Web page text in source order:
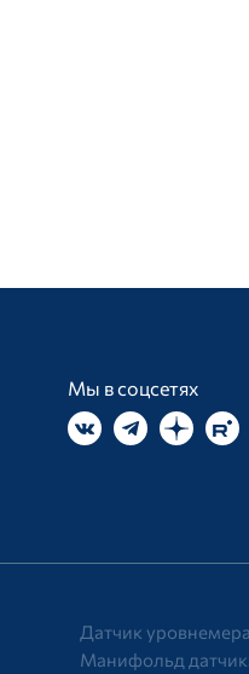
Мы в соцсетях
Датчик уровнемера
Манифольд